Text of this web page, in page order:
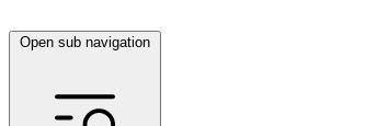
Open sub navigation